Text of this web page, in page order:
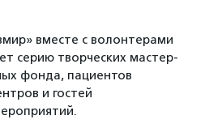
вместе с волонтерами
серию творческих мастер-
фонда, пациентов
и гостей